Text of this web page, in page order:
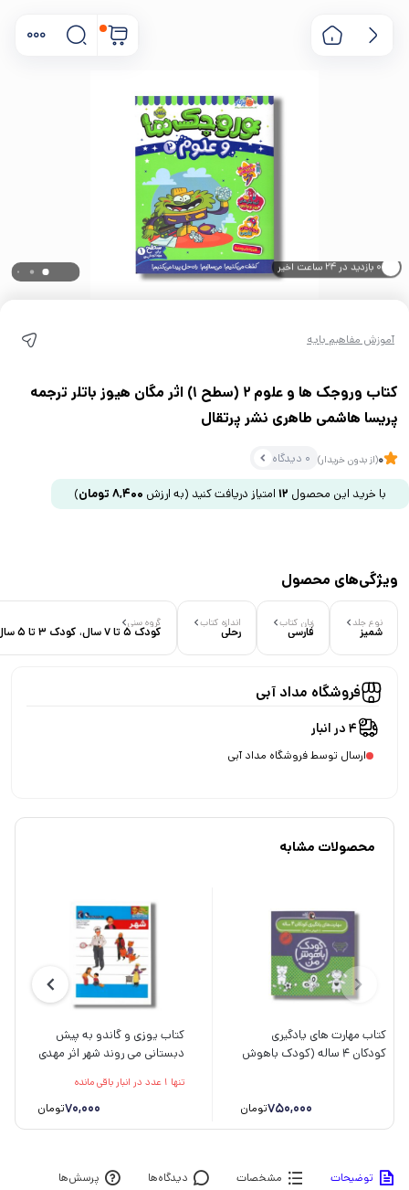
۰ خریدار در ۱ ماه اخیر
آموزش مفاهیم پایه
کتاب وروجک ها و علوم 2 (سطح 1) اثر مگان هیوز باتلر ترجمه
پریسا هاشمی طاهری نشر پرتقال
0(از بدون خریدار) 0 دیدگاه
با خرید این محصول 12 امتیاز دریافت کنید (به ارزش 8,400 تومان)
ویژگی‌های محصول
نوع جلد
شمیز
زبان کتاب
فارسی
اندازه کتاب
رحلی
گروه سنی
کودک 5 تا 7 سال، کودک 3 تا 5 سال
فروشگاه مداد آبی
4 در انبار
ارسال توسط فروشگاه مداد آبی
محصولات مشابه
کتاب مهارت های یادگیری
کودکان 4 ساله (کودک باهوش
750,000تومان
کتاب یوزی و گاندو به پیش
دبستانی می روند شهر اثر مهدی
صدیقه عندلیبی نشر محراب
تنها 1 عدد در انبار باقی مانده
70,000تومان
توضیحات مشخصات دیدگاه‌ها پرسش‌ها